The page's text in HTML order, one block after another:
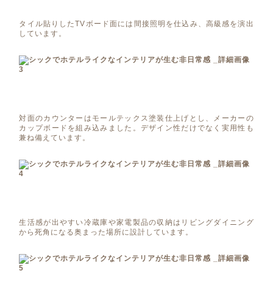
タイル貼りしたTVボード面には間接照明を仕込み、高級感を演出
しています。
対面のカウンターはモールテックス塗装仕上げとし、メーカーの
カップボードを組み込みました。デザイン性だけでなく実用性も
兼ね備えています。
生活感が出やすい冷蔵庫や家電製品の収納はリビングダイニング
から死角になる奥まった場所に設計しています。